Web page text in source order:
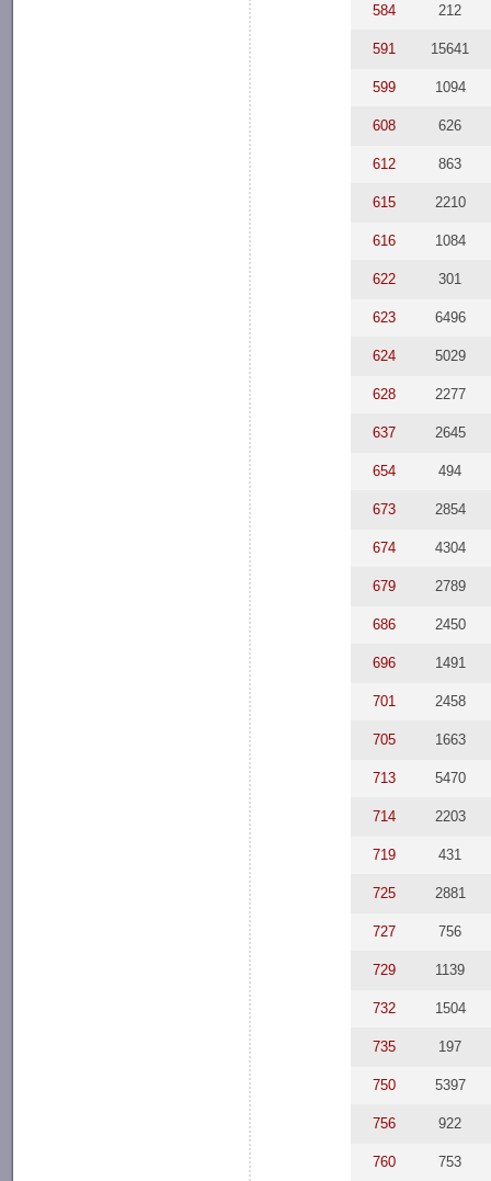
584 212
591 15641
599 1094
608 626
612 863
615 2210
616 1084
622 301
623 6496
624 5029
628 2277
637 2645
654 494
673 2854
674 4304
679 2789
686 2450
696 1491
701 2458
705 1663
713 5470
714 2203
719 431
725 2881
727 756
729 1139
732 1504
735 197
750 5397
756 922
760 753